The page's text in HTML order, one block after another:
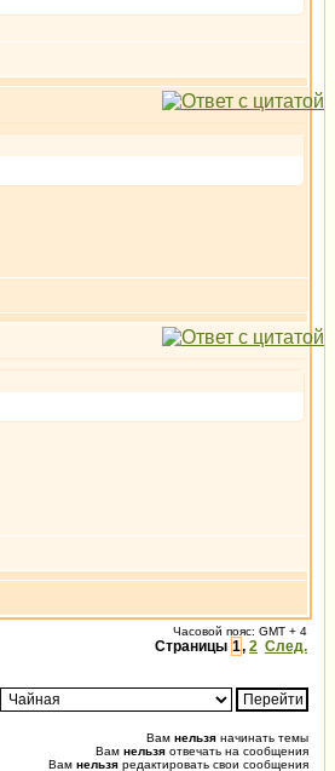
Часовой пояс: GMT + 4
Страницы 1, 2 След.
Вам нельзя начинать темы
Вам нельзя отвечать на сообщения
Вам нельзя редактировать свои сообщения